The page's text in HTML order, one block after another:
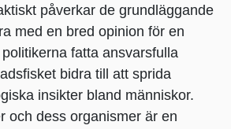
påverkar de grundläggande
med en bred opinion för en
fatta ansvarsfulla
bidra till att sprida
insikter bland människor.
och dess organismer är en